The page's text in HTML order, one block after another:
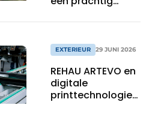
EXTERIEUR 29 JUNI 2026
REHAU ARTEVO en
digitale
printtechnologie